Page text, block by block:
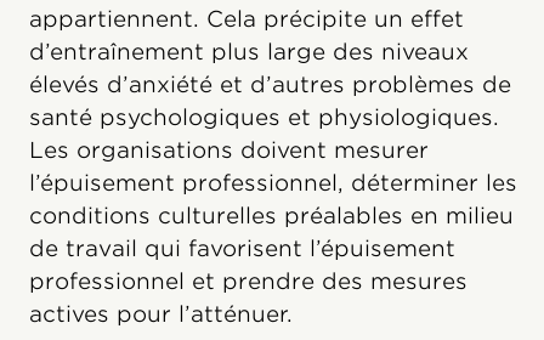
appartiennent. Cela précipite un effet
d’entraînement plus large des niveaux
élevés d’anxiété et d’autres problèmes de
santé psychologiques et physiologiques.
Les organisations doivent mesurer
l’épuisement professionnel, déterminer les
conditions culturelles préalables en milieu
de travail qui favorisent l’épuisement
professionnel et prendre des mesures
actives pour l’atténuer.